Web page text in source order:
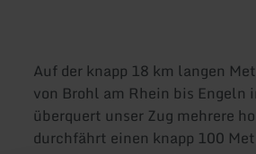
Auf der knapp 18 km langen
von Brohl am Rhein bis Engeln
überquert unser Zug mehrere
durchfährt einen knapp 100